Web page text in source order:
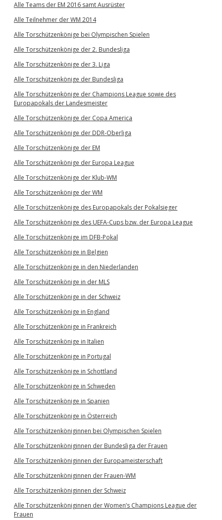
Alle Teams der EM 2016 samt Ausrüster
Alle Teilnehmer der WM 2014
Alle Torschützenkönige bei Olympischen Spielen
Alle Torschützenkönige der 2. Bundesliga
Alle Torschützenkönige der 3. Liga
Alle Torschützenkönige der Bundesliga
Alle Torschützenkönige der Champions League sowie des
Europapokals der Landesmeister
Alle Torschützenkönige der Copa America
Alle Torschützenkönige der DDR-Oberliga
Alle Torschützenkönige der EM
Alle Torschützenkönige der Europa League
Alle Torschützenkönige der Klub-WM
Alle Torschützenkönige der WM
Alle Torschützenkönige des Europapokals der Pokalsieger
Alle Torschützenkönige des UEFA-Cups bzw. der Europa League
Alle Torschützenkönige im DFB-Pokal
Alle Torschützenkönige in Belgien
Alle Torschützenkönige in den Niederlanden
Alle Torschützenkönige in der MLS
Alle Torschützenkönige in der Schweiz
Alle Torschützenkönige in England
Alle Torschützenkönige in Frankreich
Alle Torschützenkönige in Italien
Alle Torschützenkönige in Portugal
Alle Torschützenkönige in Schottland
Alle Torschützenkönige in Schweden
Alle Torschützenkönige in Spanien
Alle Torschützenkönige in Österreich
Alle Torschützenköniginnen bei Olympischen Spielen
Alle Torschützenköniginnen der Bundesliga der Frauen
Alle Torschützenköniginnen der Europameisterschaft
Alle Torschützenköniginnen der Frauen-WM
Alle Torschützenköniginnen der Schweiz
Alle Torschützenköniginnen der Women’s Champions League der
Frauen